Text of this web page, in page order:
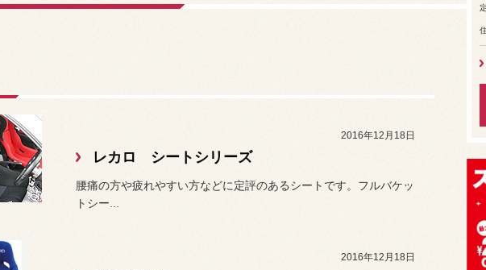
2016年12月18日
レカロ シートシリーズ
腰痛の方や疲れやすい方などに定評のあるシートです。フルバケッ
トシー...
2016年12月18日